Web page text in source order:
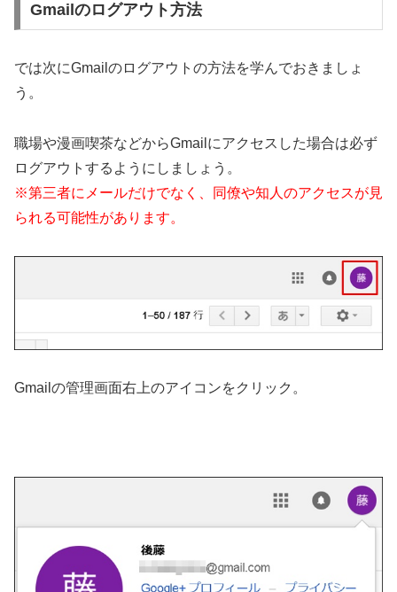
Gmailのログアウト方法
では次にGmailのログアウトの方法を学んでおきましょ
う。
職場や漫画喫茶などからGmailにアクセスした場合は必ず
ログアウトするようにしましょう。
※第三者にメールだけでなく、同僚や知人のアクセスが見
られる可能性があります。
Gmailの管理画面右上のアイコンをクリック。